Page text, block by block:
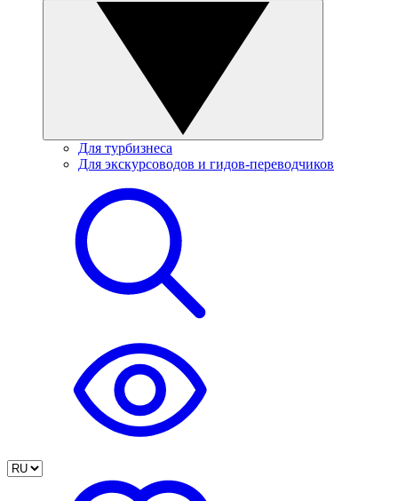
Для турбизнеса
Для экскурсоводов и гидов-переводчиков